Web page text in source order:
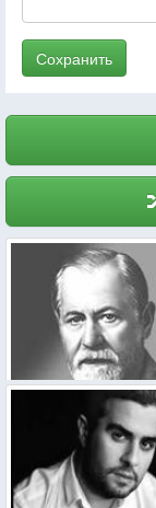
Сохранить